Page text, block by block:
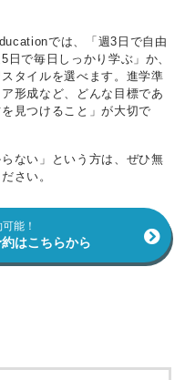
では、「週3日で自由
で毎日しっかり学ぶ」か、
タイルを選べます。進学準
形成など、どんな目標であ
見つけること」が大切で
ない」という方は、ぜひ無
さい。
能！
はこちらから